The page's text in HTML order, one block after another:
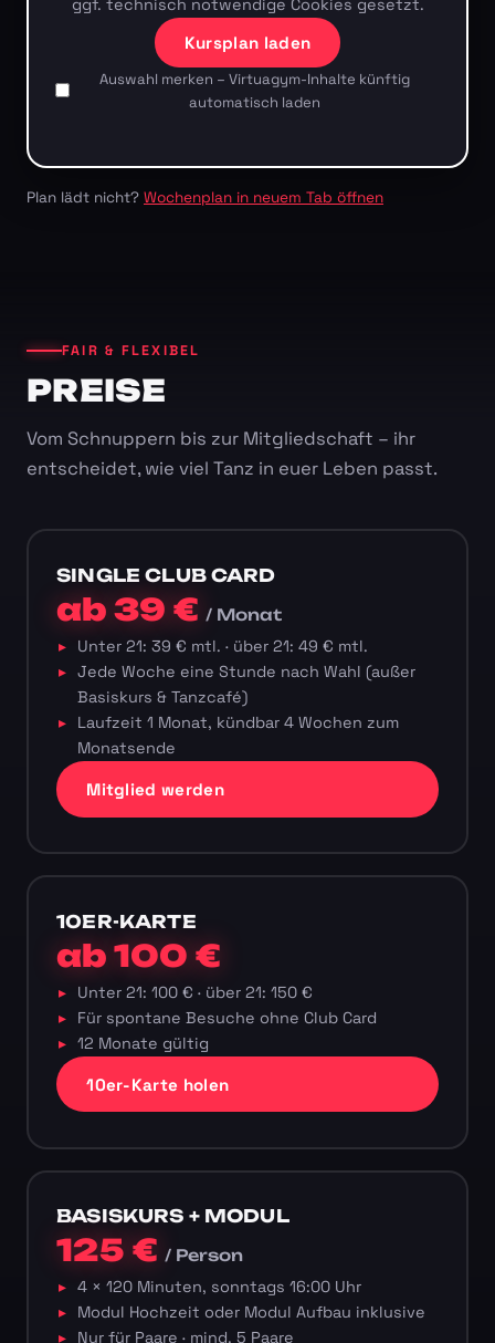
ggf. technisch notwendige Cookies gesetzt.
Kursplan laden
Auswahl merken – Virtuagym-Inhalte künftig
automatisch laden
Plan lädt nicht? Wochenplan in neuem Tab öffnen
FAIR & FLEXIBEL
PREISE
Vom Schnuppern bis zur Mitgliedschaft – ihr
entscheidet, wie viel Tanz in euer Leben passt.
SINGLE CLUB CARD
ab 39 €/ Monat
Unter 21: 39 € mtl. · über 21: 49 € mtl.
Jede Woche eine Stunde nach Wahl (außer
Basiskurs & Tanzcafé)
Laufzeit 1 Monat, kündbar 4 Wochen zum
Monatsende
Mitglied werden
10ER-KARTE
ab 100 €
Unter 21: 100 € · über 21: 150 €
Für spontane Besuche ohne Club Card
12 Monate gültig
10er-Karte holen
BASISKURS + MODUL
125 €/ Person
4 × 120 Minuten, sonntags 16:00 Uhr
Modul Hochzeit oder Modul Aufbau inklusive
Nur für Paare · mind. 5 Paare